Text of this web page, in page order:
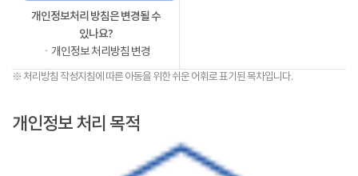
개인정보처리 방침은 변경될 수
있나요?
ㆍ개인정보 처리방침 변경
※ 처리방침 작성지침에 따른 아동을 위한 쉬운 어휘로 표기된 목차입니다.
개인정보 처리 목적